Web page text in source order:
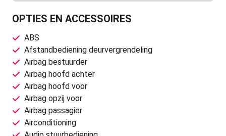
OPTIES EN ACCESSOIRES
ABS
Afstandbediening deurvergrendeling
Airbag bestuurder
Airbag hoofd achter
Airbag hoofd voor
Airbag opzij voor
Airbag passagier
Airconditioning